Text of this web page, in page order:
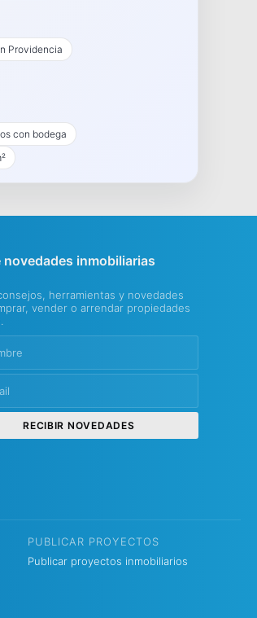
Providencia
con bodega
novedades inmobiliarias
herramientas y novedades
vender o arrendar propiedades
RECIBIR NOVEDADES
PUBLICAR PROYECTOS
Publicar proyectos inmobiliarios